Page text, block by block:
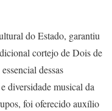
do Estado, garantiu
cortejo de Dois de
dessas
diversidade musical da
foi oferecido auxílio